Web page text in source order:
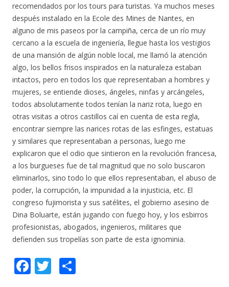
recomendados por los tours para turistas. Ya muchos meses
después instalado en la Ecole des Mines de Nantes, en
alguno de mis paseos por la campiña, cerca de un río muy
cercano a la escuela de ingeniería, llegue hasta los vestigios
de una mansión de algún noble local, me llamó la atención
algo, los bellos frisos inspirados en la naturaleza estaban
intactos, pero en todos los que representaban a hombres y
mujeres, se entiende dioses, ángeles, ninfas y arcángeles,
todos absolutamente todos tenían la nariz rota, luego en
otras visitas a otros castillos caí en cuenta de esta regla,
encontrar siempre las narices rotas de las esfinges, estatuas
y similares que representaban a personas, luego me
explicaron que el odio que sintieron en la revolución francesa,
a los burgueses fue de tal magnitud que no solo buscaron
eliminarlos, sino todo lo que ellos representaban, el abuso de
poder, la corrupción, la impunidad a la injusticia, etc. El
congreso fujimorista y sus satélites, el gobierno asesino de
Dina Boluarte, están jugando con fuego hoy, y los esbirros
profesionistas, abogados, ingenieros, militares que
defienden sus tropelías son parte de esta ignominia.
F T